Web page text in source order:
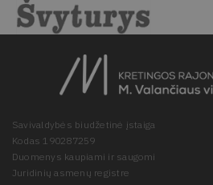
Savivaldybės biudžetinė įstaiga
Kodas 190287259
Duomenys kaupiami ir saugomi
Juridinių asmenų registre